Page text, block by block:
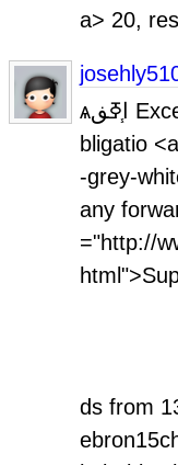
a> 20,
ѧا֧ߧڧ Except as required by law, BGC and Newmark undertake no o
bligatio
-grey-
any
="http://
ds from